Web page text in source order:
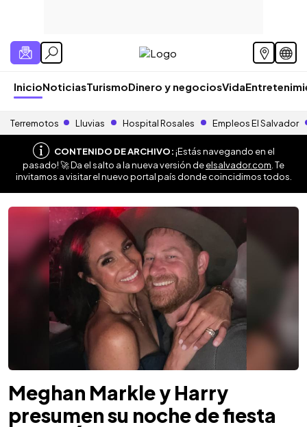
InicioNoticiasTurismoDinero y negociosVida
Terremotos Lluvias Hospital Rosales Empleos El Salvador
CONTENIDO DE ARCHIVO:¡Estás navegando en el
pasado! 🚀 Da el salto a la nueva versión deelsalvador.com . Te
invitamos a visitar el nuevo portal país donde coincidimos todos.
Meghan Markle y Harry
presumen su noche de fiesta